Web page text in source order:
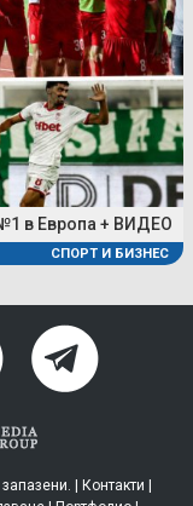
в Европа + ВИДЕО
СПОРТ И БИЗНЕС
| Контакти |